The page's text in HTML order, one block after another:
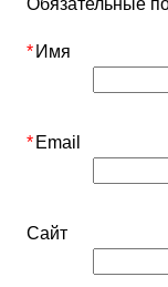
Обязательные
Имя
*
Email
*
Сайт